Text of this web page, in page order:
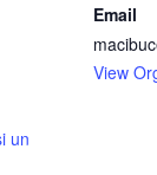
un
Email
View